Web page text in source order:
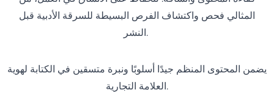
المثالي فحص واكتشاف الفرص البسيطة للسرقة الأدبية قبل
النشر.
يضمن المحتوى المنظم جيدًا أسلوبًا ونبرة متسقين في الكتابة لهوية
العلامة التجارية.